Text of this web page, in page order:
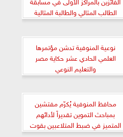
الطالب المثالي والطالبة المثالية
بكليات الجامعة
نوعية المنوفية تدشن مؤتمرها
العلمي الحادي عشر حكاية مصر
والتعليم النوعي
محافظ المنوفية يُكرّم مفتشين
بمباحث التموين تقديراً لأدائهم
المتميز في ضبط المتلاعبين بقوت